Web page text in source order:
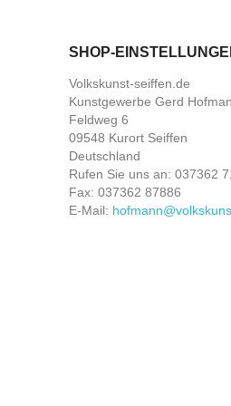
SHOP-
Volkskunst-seiffen.de
Kunstgewerbe Gerd
Feldweg 6
09548 Kurort Seiffen
Deutschland
Rufen Sie uns an: 037362
Fax: 037362 87886
E-Mail: